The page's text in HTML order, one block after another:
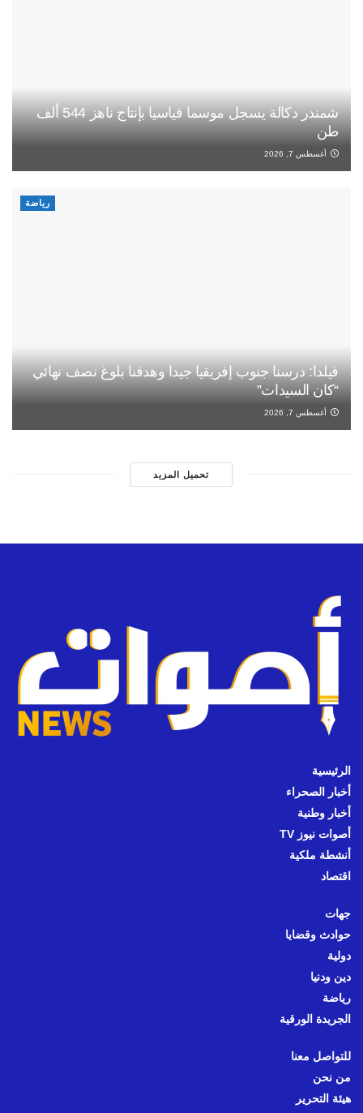
شمندر دكالة يسجل موسما قياسيا بإنتاج ناهز 544 ألف
طن
أغسطس 7, 2026
رياضة
فيلدا: درسنا جنوب إفريقيا جيدا وهدفنا بلوغ نصف نهائي
“كان السيدات”
أغسطس 7, 2026
تحميل المزيد
الرئيسية
أخبار الصحراء
أخبار وطنية
أصوات نيوز TV
أنشطة ملكية
اقتصاد
جهات
حوادث وقضايا
دولية
دين ودنيا
رياضة
الجريدة الورقية
للتواصل معنا
من نحن
هيئة التحرير